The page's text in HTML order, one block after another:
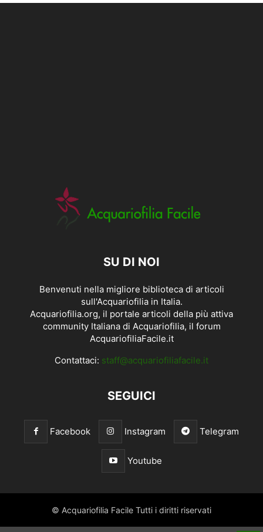
SU DI NOI
Benvenuti nella migliore biblioteca di articoli
sull'Acquariofilia in Italia.
Acquariofilia.org, il portale articoli della più attiva
community Italiana di Acquariofilia, il forum
AcquariofiliaFacile.it
Contattaci: staff@acquariofiliafacile.it
SEGUICI
Facebook Instagram Telegram
Youtube
© Acquariofilia Facile Tutti i diritti riservati